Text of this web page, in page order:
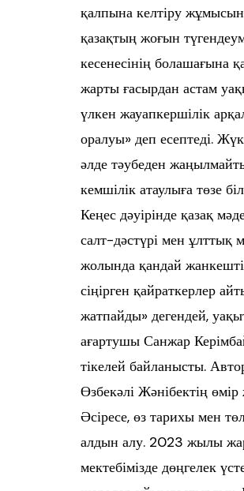
қалпына келтіру
қазақтың жоғын
кесенесінің болашағына
жарты ғасырдан астам
үлкен жауапкершілік
оралуы» деп есептеді.
әлде тәубеден
кемшілік атаулыға төзе
Кеңес дәуірінде қазақ
салт-дәстүрі мен ұлттық
жолында қандай
сіңірген қайраткерлер
жатпайды» дегендей,
ағартушы Санжар
тікелей байланысты.
Өзбекәлі Жәнібектің
Әсіресе, өз тарихы мен
алдын алу. 2023 жылы
мектебімізде дөңгелек